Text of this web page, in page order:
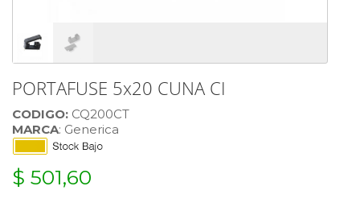
PORTAFUSE 5x20 CUNA CI
CODIGO: CQ200CT
MARCA: Generica
$ 501,60